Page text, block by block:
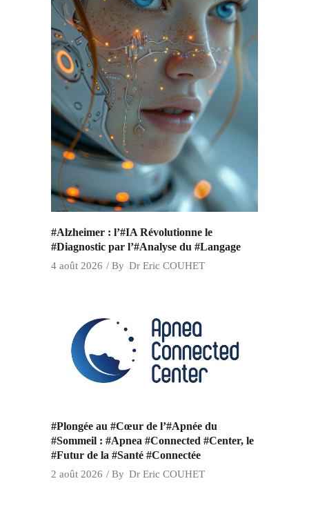
#Alzheimer : l’#IA Révolutionne le
#Diagnostic par l’#Analyse du #Langage
4 août 2026 By Dr Eric COUHET
#Plongée au #Cœur de l’#Apnée du
#Sommeil : #Apnea #Connected #Center, le
#Futur de la #Santé #Connectée
2 août 2026 By Dr Eric COUHET